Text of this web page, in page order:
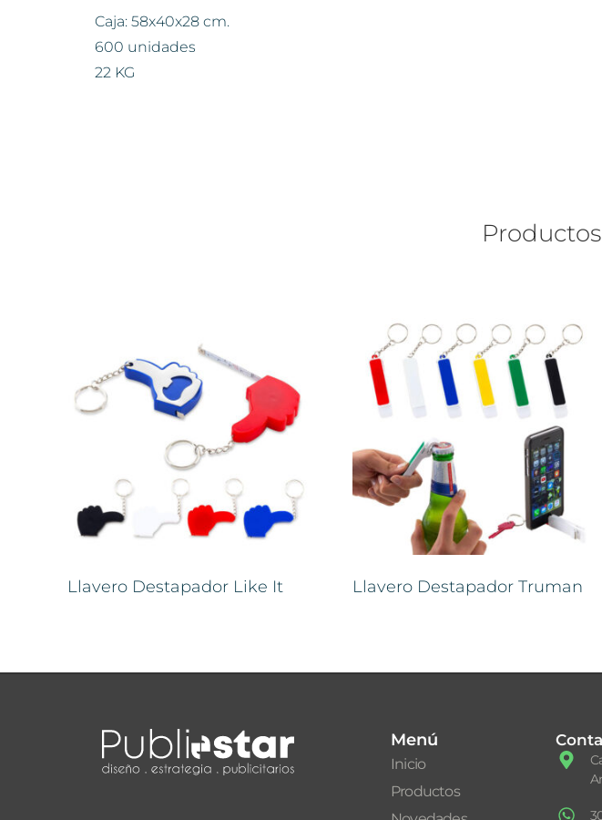
Caja: 58x40x28 cm.
600 unidades
22 KG
Llavero Destapador Like It Llavero Destapador Truman
Menú
Inicio
Productos